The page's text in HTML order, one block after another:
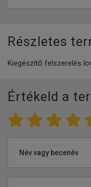
Részletes
Kiegészítő felszerelés
Értékeld a
Név vagy becenév